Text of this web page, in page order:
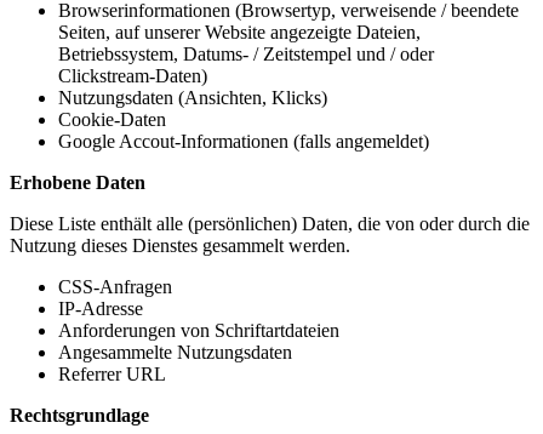
Browserinformationen (Browsertyp, verweisende / beendete
Seiten, auf unserer Website angezeigte Dateien,
Betriebssystem, Datums- / Zeitstempel und / oder
Clickstream-Daten)
Nutzungsdaten (Ansichten, Klicks)
Cookie-Daten
Google Accout-Informationen (falls angemeldet)
Erhobene Daten
Diese Liste enthält alle (persönlichen) Daten, die von oder durch die
Nutzung dieses Dienstes gesammelt werden.
CSS-Anfragen
IP-Adresse
Anforderungen von Schriftartdateien
Angesammelte Nutzungsdaten
Referrer URL
Rechtsgrundlage